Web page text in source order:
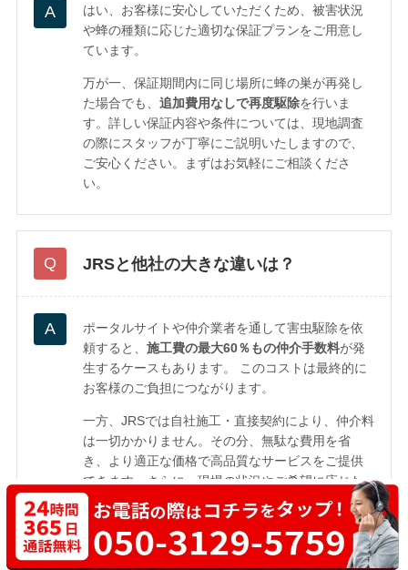
はい、お客様に安心していただくため、被害状況
や蜂の種類に応じた適切な保証プランをご用意し
ています。
万が一、保証期間内に同じ場所に蜂の巣が再発し
た場合でも、 追加費用なしで再度駆除を行いま
す。詳しい保証内容や条件については、現地調査
の際にスタッフが丁寧にご説明いたしますので、
ご安心ください。まずはお気軽にご相談くださ
い。
JRSと他社の大きな違いは？
ポータルサイトや仲介業者を通して害虫駆除を依
頼すると、 施工費の最大60％もの仲介手数料が発
生するケースもあります。 このコストは最終的に
お客様のご負担につながります。
一方、JRSでは自社施工・直接契約により、仲介料
は一切かかりません。その分、無駄な費用を省
き、より適正な価格で高品質なサービスをご提供
できます。さらに、現場の状況やご希望に応じた
柔軟な対応ができるのも、直接やり取りならでは
の強み。※2